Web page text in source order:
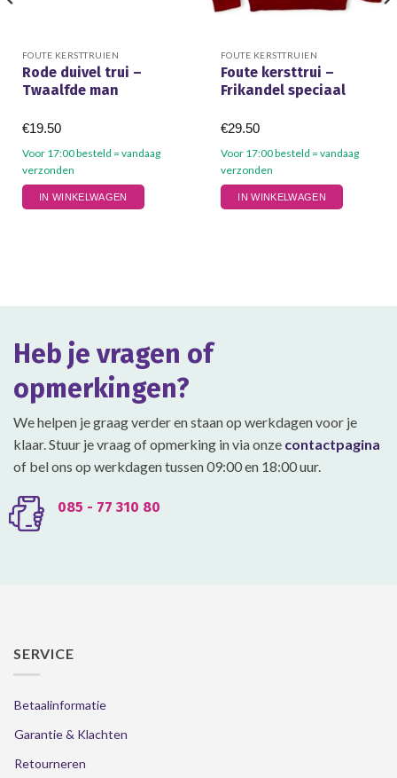
FOUTE KERSTTRUIEN
Rode duivel trui –
Twaalfde man
Voor 17:00 besteld = vandaag
verzonden
€19.50
IN WINKELWAGEN
Dit
product
worden
de
FOUTE KERSTTRUIEN
Foute kersttrui –
Frikandel speciaal
Voor 17:00 besteld = vandaag
verzonden
€29.50
IN WINKELWAGEN
Dit
product
Heb je vragen of
opmerkingen?
We helpen je graag verder en staan op werkdagen voor je
klaar. Stuur je vraag of opmerking in via onze contactpagina
of bel ons op werkdagen tussen 09:00 en 18:00 uur.
085 - 77 310 80
SERVICE
Betaalinformatie
Garantie & Klachten
Retourneren